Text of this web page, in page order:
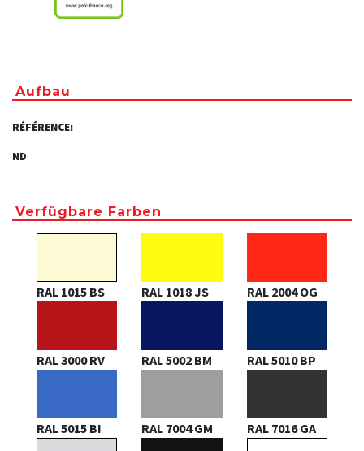
Aufbau
RÉFÉRENCE:
ND
Verfügbare Farben
RAL 1015 BS RAL 1018 JS RAL 2004 OG
RAL 3000 RV RAL 5002 BM RAL 5010 BP
RAL 5015 BI RAL 7004 GM RAL 7016 GA